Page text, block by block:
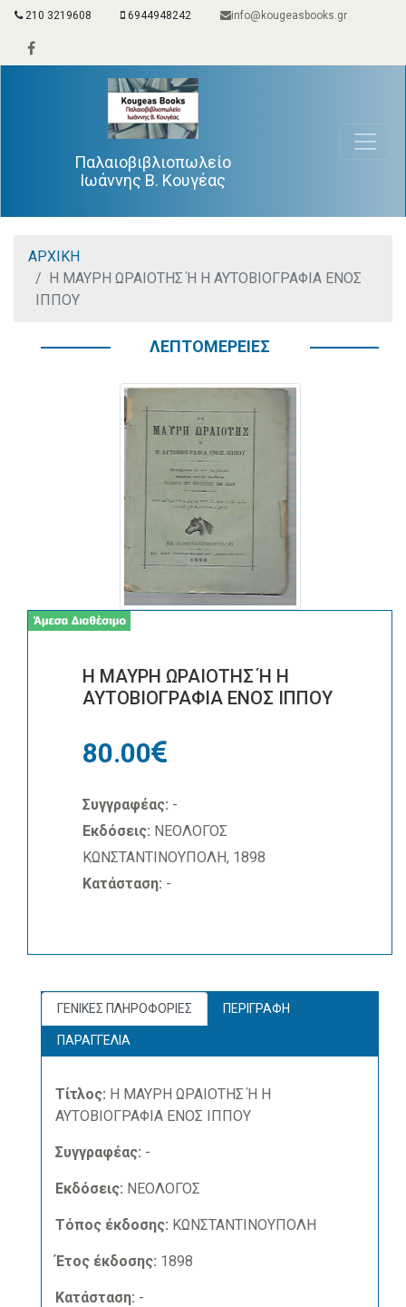
210 3219608 6944948242 info@kougeasbooks.gr
Παλαιοβιβλιοπωλείο
Ιωάννης Β. Κουγέας
ΑΡΧΙΚΗ
Η ΜΑΥΡΗ ΩΡΑΙΟΤΗΣ Ή Η ΑΥΤΟΒΙΟΓΡΑΦΙΑ ΕΝΟΣ
ΙΠΠΟΥ
ΛΕΠΤΟΜΕΡΕΙΕΣ
Η ΜΑΥΡΗ ΩΡΑΙΟΤΗΣ Ή Η
ΑΥΤΟΒΙΟΓΡΑΦΙΑ ΕΝΟΣ ΙΠΠΟΥ
80.00
Συγγραφέας: -
Εκδόσεις: ΝΕΟΛΟΓΟΣ
ΚΩΝΣΤΑΝΤΙΝΟΥΠΟΛΗ, 1898
Κατάσταση: -
ΓΕΝΙΚΕΣ ΠΛΗΡΟΦΟΡΙΕΣ ΠΕΡΙΓΡΑΦΗ
ΠΑΡΑΓΓΕΛΙΑ
Τίτλος: Η ΜΑΥΡΗ ΩΡΑΙΟΤΗΣ Ή Η
ΑΥΤΟΒΙΟΓΡΑΦΙΑ ΕΝΟΣ ΙΠΠΟΥ
Συγγραφέας: -
Εκδόσεις: ΝΕΟΛΟΓΟΣ
Τόπος έκδοσης: ΚΩΝΣΤΑΝΤΙΝΟΥΠΟΛΗ
Έτος έκδοσης: 1898
Κατάσταση: -